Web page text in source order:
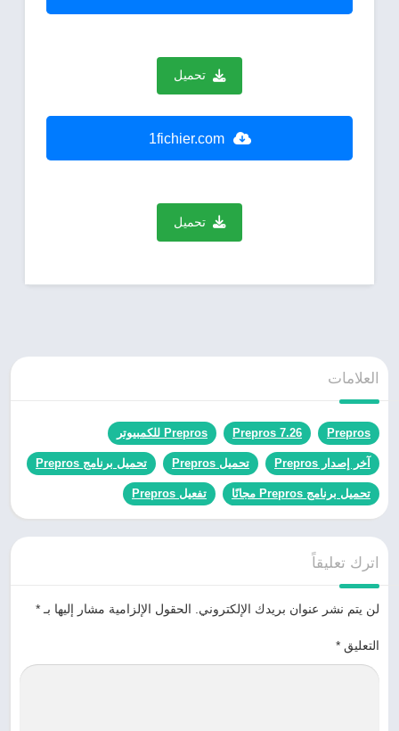
تحميل
1fichier.com
تحميل
العلامات
Prepros
Prepros 7.26 Prepros للكمبيوتر
آخر إصدار Prepros تحميل Prepros تحميل برنامج Prepros
تحميل برنامج Prepros مجانًا تفعيل Prepros
اترك تعليقاً
لن يتم نشر عنوان بريدك الإلكتروني. الحقول الإلزامية مشار إليها بـ *
التعليق *